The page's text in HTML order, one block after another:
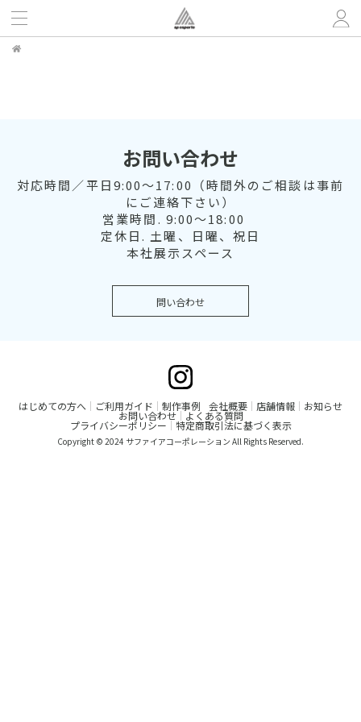
お問い合わせ
対応時間／平日9:00～17:00（時間外のご相談は事前
にご連絡下さい）
営業時間. 9:00～18:00
定休日. 土曜、日曜、祝日
本社展示スペース
問い合わせ
はじめての方へ ご利用ガイド 制作事例 会社概要 店舗情報 お知らせ
お問い合わせ よくある質問
プライバシーポリシー 特定商取引法に基づく表示
Copyright © 2024 サファイアコーポレーション All Rights Reserved.